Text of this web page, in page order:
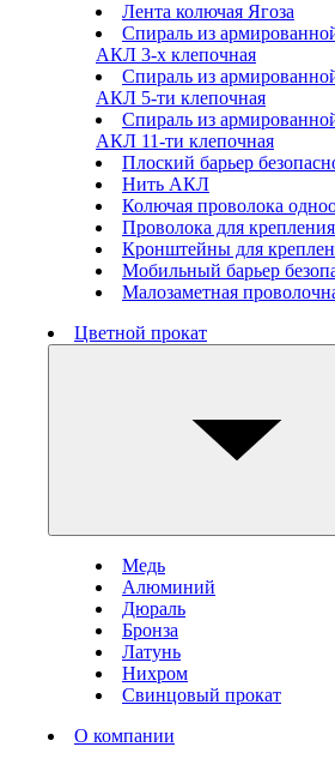
Лента колючая Ягоза
Спираль из
АКЛ 3-х клепочная
Спираль из
АКЛ 5-ти клепочная
Спираль из
АКЛ 11-ти клепочная
Плоский барьер
Нить АКЛ
Колючая проволока
Проволока для
Кронштейны для
Мобильный барьер
Малозаметная
Цветной прокат
Медь
Алюминий
Дюраль
Бронза
Латунь
Нихром
Свинцовый прокат
О компании